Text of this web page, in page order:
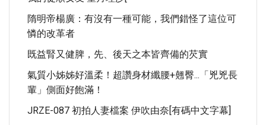
隋明帝楊廣：有沒有一種可能，我們錯怪了這位可
憐的改革者
既益腎又健脾，先、後天之本皆齊備的芡實
氣質小姊姊好溫柔！超讚身材纖腰+翹臀...「兇兇長
輩」側面好飽滿！
JRZE-087 初拍人妻檔案 伊吹由奈[有碼中文字幕]